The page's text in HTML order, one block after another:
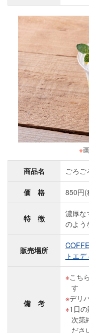
※
商品名 ごろご
価 格 850円(
特 徴
濃厚な
のよう
販売場所
トエデ
備 考
こち
す
デリ
1日
次第
ださ